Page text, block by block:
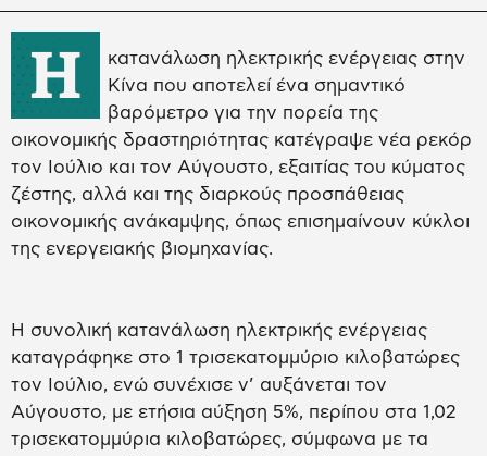
Η
κατανάλωση ηλεκτρικής ενέργειας στην
Κίνα που αποτελεί ένα σημαντικό
βαρόμετρο για την πορεία της
οικονομικής δραστηριότητας κατέγραψε νέα ρεκόρ
τον Ιούλιο και τον Αύγουστο, εξαιτίας του κύματος
ζέστης, αλλά και της διαρκούς προσπάθειας
οικονομικής ανάκαμψης, όπως επισημαίνουν κύκλοι
της ενεργειακής βιομηχανίας.
Η συνολική κατανάλωση ηλεκτρικής ενέργειας
καταγράφηκε στο 1 τρισεκατομμύριο κιλοβατώρες
τον Ιούλιο, ενώ συνέχισε ν’ αυξάνεται τον
Αύγουστο, με ετήσια αύξηση 5%, περίπου στα 1,02
τρισεκατομμύρια κιλοβατώρες, σύμφωνα με τα